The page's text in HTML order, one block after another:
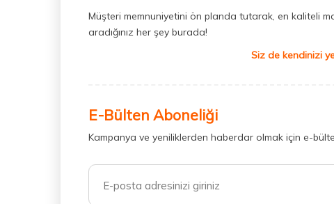
Müşteri memnuniyetini ön planda tutarak, en kaliteli
aradığınız her şey burada!
Siz de kendinizi
E-Bülten Aboneliği
Kampanya ve yeniliklerden haberdar olmak için e-